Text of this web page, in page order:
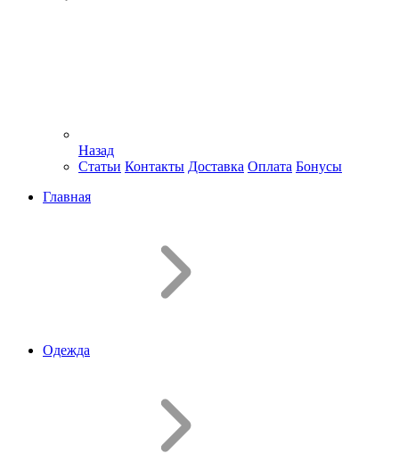
Назад
Статьи Контакты Доставка Оплата Бонусы
Главная
Одежда